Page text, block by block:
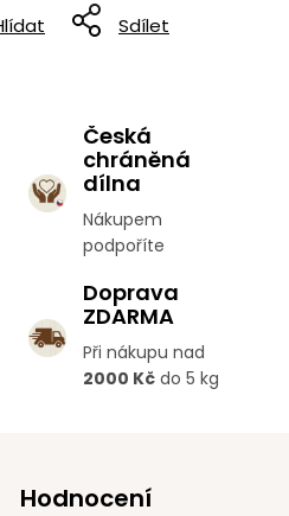
Sdílet
Česká
chráněná
dílna
Nákupem
podpoříte
Doprava
ZDARMA
Při nákupu nad
2000 Kč do 5 kg
Hodnocení